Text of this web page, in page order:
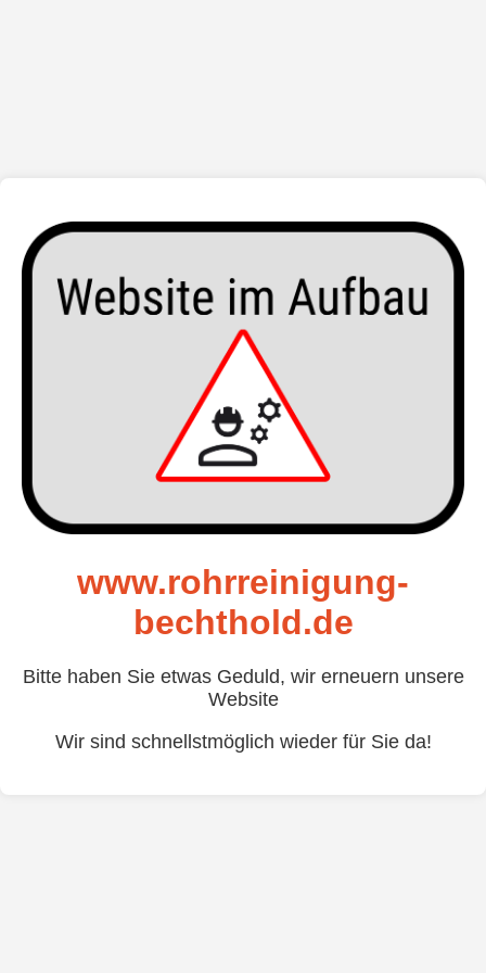
www.rohrreinigung-
bechthold.de
Bitte haben Sie etwas Geduld, wir erneuern unsere
Website
Wir sind schnellstmöglich wieder für Sie da!